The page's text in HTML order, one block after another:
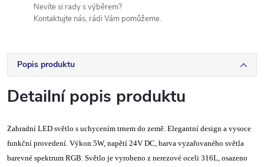
Nevíte si rady s výběrem?
Kontaktujte nás, rádi Vám pomůžeme.
Popis produktu
Detailní popis produktu
Zahradní LED světlo s uchycením trnem do země. Elegantní design a vysoce
funkční provedení. Výkon 5W, napětí 24V DC, barva vyzařovaného světla
barevné spektrum RGB. Světlo je vyrobeno z nerezové oceli 316L, osazeno